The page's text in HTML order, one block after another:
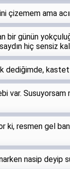
çizemem ama
bir günün
hiç sensiz
dediğimde,
var. Susuyorsam
ki, resmen gel
nasip deyip